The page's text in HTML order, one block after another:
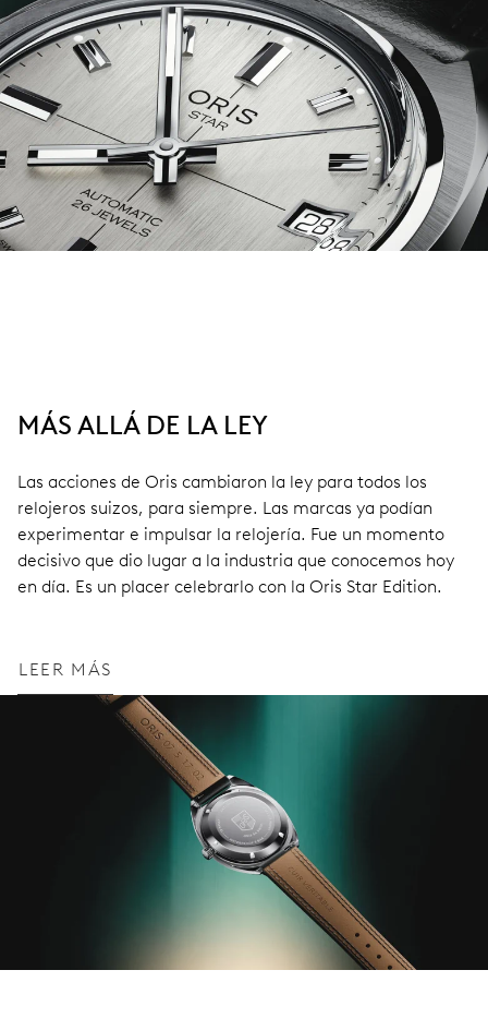
MÁS ALLÁ DE LA LEY
Las acciones de Oris cambiaron la ley para todos los
relojeros suizos, para siempre. Las marcas ya podían
experimentar e impulsar la relojería. Fue un momento
decisivo que dio lugar a la industria que conocemos hoy
en día. Es un placer celebrarlo con la Oris Star Edition.
LEER MÁS